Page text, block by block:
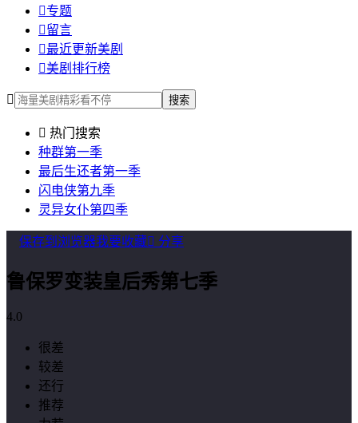
专题
留言
最近更新美剧
美剧排行榜
 搜索
 热门搜索
种群第一季
最后生还者第一季
闪电侠第九季
灵异女仆第四季
保存到浏览器我要收藏 分享
鲁保罗变装皇后秀第七季
4.0
很差
较差
还行
推荐